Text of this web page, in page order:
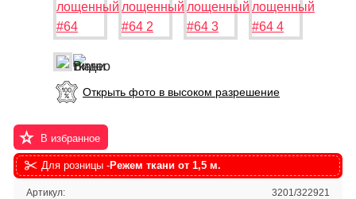
Открыть фото в высоком разрешение
В избранное
Для розницы -Режем ткани от 1,5 м.
Артикул: 3201/322921